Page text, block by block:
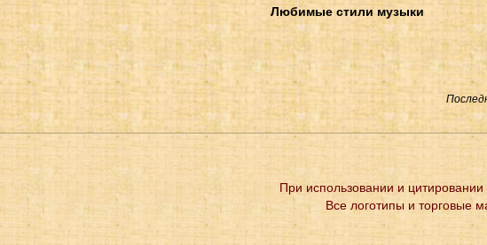
Любимые стили музыки
При использовании и
Все логотипы и торговые